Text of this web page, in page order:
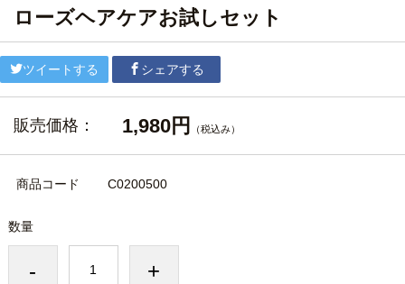
ローズヘアケアお試しセット
ツイートする シェアする
販売価格： 1,980円 （税込み）
商品コード C0200500
数量
- +